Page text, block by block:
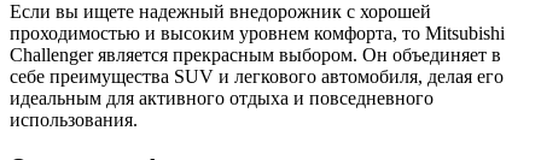
Если вы ищете надежный внедорожник с хорошей
проходимостью и высоким уровнем комфорта, то Mitsubishi
Challenger является прекрасным выбором. Он объединяет в
себе преимущества SUV и легкового автомобиля, делая его
идеальным для активного отдыха и повседневного
использования.